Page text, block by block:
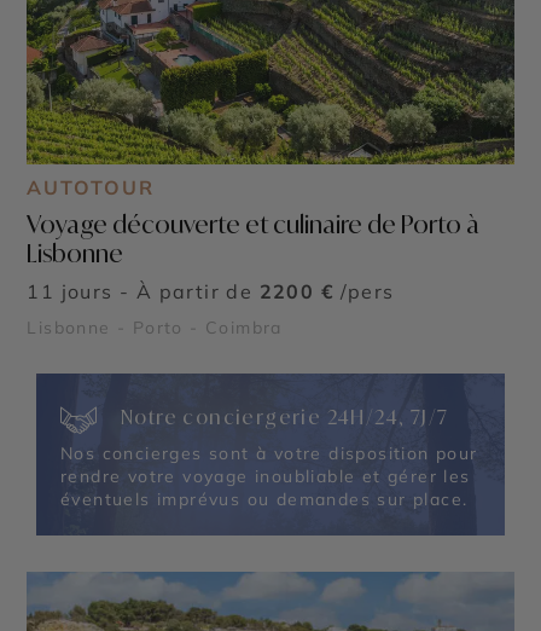
AUTOTOUR
Voyage découverte et culinaire de Porto à
Lisbonne
11 jours - À partir de 2200 € /pers
Lisbonne - Porto - Coimbra
Notre conciergerie 24H/24, 7J/7
Nos concierges sont à votre disposition pour
rendre votre voyage inoubliable et gérer les
éventuels imprévus ou demandes sur place.